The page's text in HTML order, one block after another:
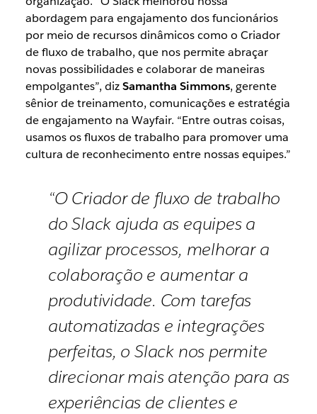
abordagem para engajamento dos funcionários
por meio de recursos dinâmicos como o Criador
de fluxo de trabalho, que nos permite abraçar
novas possibilidades e colaborar de maneiras
empolgantes”, dizSamantha Simmons, gerente
sênior de treinamento, comunicações e estratégia
de engajamento na Wayfair. “Entre outras coisas,
usamos os fluxos de trabalho para promover uma
cultura de reconhecimento entre nossas equipes.”
“O Criador de fluxo de trabalho
do Slack ajuda as equipes a
agilizar processos, melhorar a
colaboração e aumentar a
produtividade. Com tarefas
automatizadas e integrações
perfeitas, o Slack nos permite
direcionar mais atenção para as
experiências de clientes e